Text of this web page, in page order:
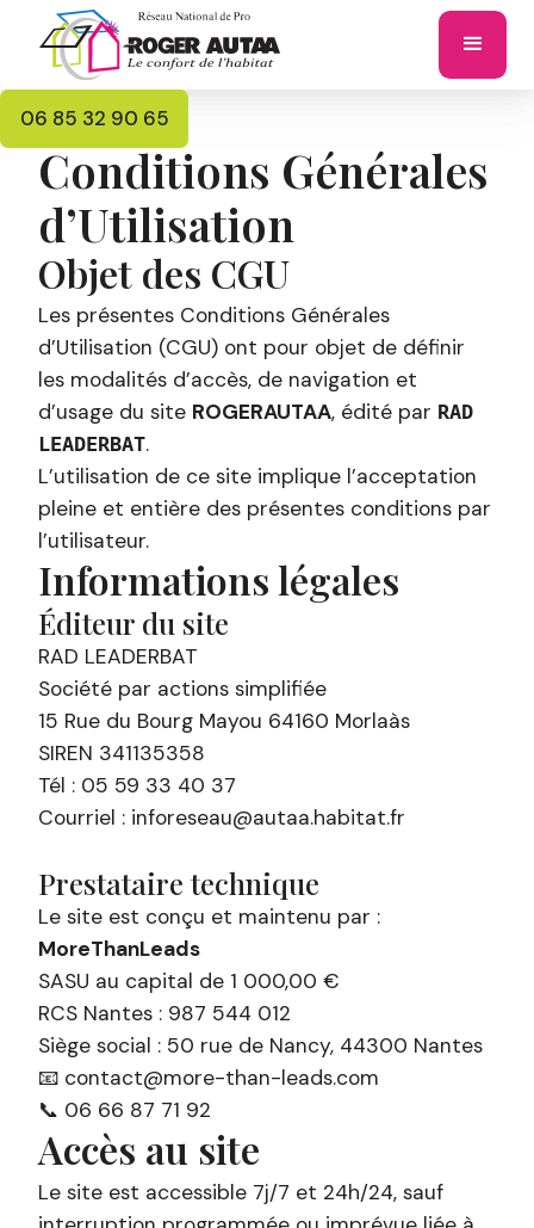
06 85 32 90 65
Conditions Générales
d’Utilisation
Objet des CGU
Les présentes Conditions Générales
d’Utilisation (CGU) ont pour objet de définir
les modalités d’accès, de navigation et
d’usage du site ROGERAUTAA, édité par RAD
LEADERBAT.
L’utilisation de ce site implique l’acceptation
pleine et entière des présentes conditions par
l’utilisateur.
Informations légales
Éditeur du site
RAD LEADERBAT
Société par actions simplifiée
15 Rue du Bourg Mayou 64160 Morlaàs
SIREN 341135358
Tél : 05 59 33 40 37
Courriel : inforeseau@autaa.habitat.fr
Prestataire technique
Le site est conçu et maintenu par :
MoreThanLeads
SASU au capital de 1 000,00 €
RCS Nantes : 987 544 012
Siège social : 50 rue de Nancy, 44300 Nantes
📧 contact@more-than-leads.com
📞 06 66 87 71 92
Accès au site
Le site est accessible 7j/7 et 24h/24, sauf